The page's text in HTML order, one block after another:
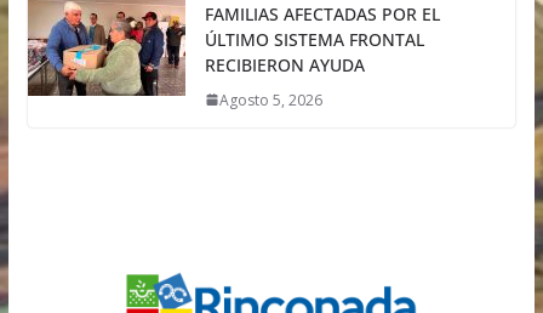
FAMILIAS AFECTADAS POR EL
ÚLTIMO SISTEMA FRONTAL
RECIBIERON AYUDA
Agosto 5, 2026